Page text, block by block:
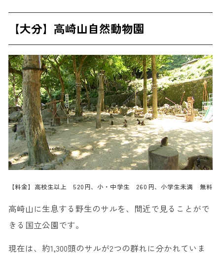
【大分】高崎山自然動物園
【料金】高校生以上 520円、小・中学生 260円、小学生未満 無料
高崎山に生息する野生のサルを、間近で見ることがで
きる国立公園です。
現在は、約1,300頭のサルが2つの群れに分かれていま